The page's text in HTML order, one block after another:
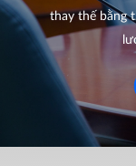
thay thế bằng